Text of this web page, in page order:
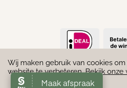
© 2022 - 2026 Schoonheidssalon
Wij maken gebruik van cookies
website te verbeteren.Bekijk onze